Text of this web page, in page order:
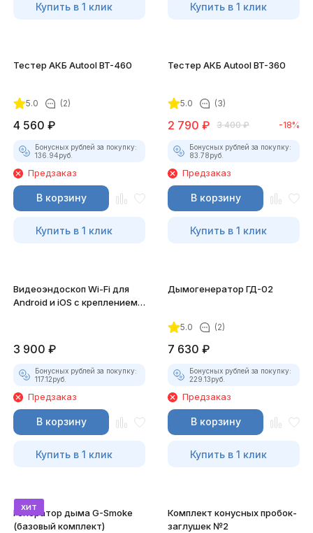
Купить в 1 клик Купить в 1 клик
Тестер АКБ Autool BT-460
5.0 (2)
4 560 ₽
Бонусных рублей за покупку:
136.94руб.
Предзаказ
В корзину
Купить в 1 клик
Тестер АКБ Autool BT-360
5.0 (3)
2 790 ₽ 3 400 ₽ -18%
Бонусных рублей за покупку:
83.78руб.
Предзаказ
В корзину
Купить в 1 клик
Видеоэндоскоп Wi-Fi для
Android и iOS с креплением
3 900 ₽
Бонусных рублей за покупку:
117.12руб.
Предзаказ
В корзину
Купить в 1 клик
Дымогенератор ГД-02
5.0 (2)
7 630 ₽
Бонусных рублей за покупку:
229.13руб.
Предзаказ
В корзину
Купить в 1 клик
хит
Генератор дыма G-Smoke
(базовый комплект)
Комплект конусных пробок-
заглушек №2